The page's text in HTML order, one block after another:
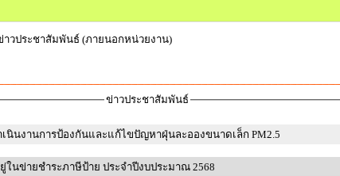
าวประชาสัมพันธ์ (ภายนอกหน่วยงาน)
ข่าวประชาสัมพันธ์
นินงานการป้องกันและแก้ไขปัญหาฝุ่นละอองขนาดเล็ก PM2.5
ในข่ายชำระภาษีป้าย ประจำปีงบประมาณ 2568